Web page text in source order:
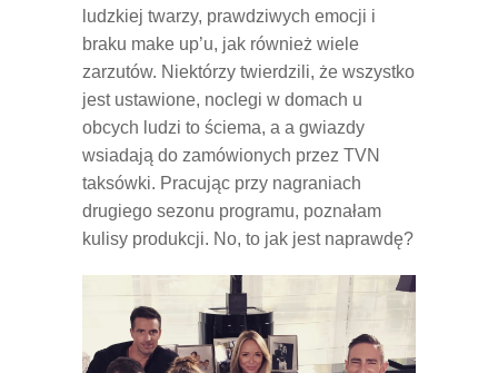
ludzkiej twarzy, prawdziwych emocji i
braku make up’u, jak również wiele
zarzutów. Niektórzy twierdzili, że wszystko
jest ustawione, noclegi w domach u
obcych ludzi to ściema, a a gwiazdy
wsiadają do zamówionych przez TVN
taksówki. Pracując przy nagraniach
drugiego sezonu programu, poznałam
kulisy produkcji. No, to jak jest naprawdę?